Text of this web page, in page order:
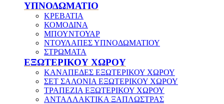
ΥΠΝΟΔΩΜΑΤΙΟ
ΚΡΕΒΑΤΙΑ
ΚΟΜΟΔΙΝΑ
ΜΠΟΥΝΤΟΥΑΡ
ΝΤΟΥΛΑΠΕΣ ΥΠΝΟΔΩΜΑΤΙΟΥ
ΣΤΡΩΜΑΤΑ
ΕΞΩΤΕΡΙΚΟΥ ΧΩΡΟΥ
ΚΑΝΑΠΕΔΕΣ ΕΞΩΤΕΡΙΚΟΥ ΧΩΡΟΥ
ΣΕΤ ΣΑΛΟΝΙΑ ΕΞΩΤΕΡΙΚΟΥ ΧΩΡΟΥ
ΤΡΑΠΕΖΙΑ ΕΞΩΤΕΡΙΚΟΥ ΧΩΡΟΥ
ΑΝΤΑΛΛΑΚΤΙΚΑ ΞΑΠΛΩΣΤΡΑΣ